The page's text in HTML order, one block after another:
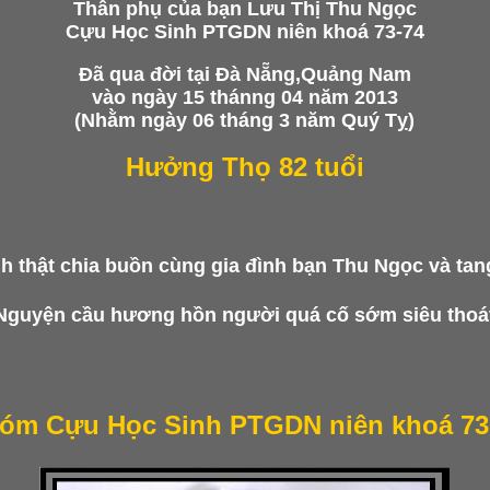
Thân phụ của bạn Lưu Thị Thu Ngọc
Cựu Học Sinh PTGDN niên khoá 73-74
Đã qua đời tại Đà Nẵng,Quảng Nam
vào ngày 15 thánng 04 năm 2013
(Nhằm ngày 06 tháng 3 năm Quý Tỵ)
Hưởng Thọ 82 tuổi
thật chia buồn cùng gia đình bạn Thu Ngọcvà
cầu hương hồn người quá cố sớm siêu
Cựu Học Sinh PTGDN niên khoá